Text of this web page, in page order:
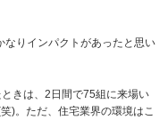
なりインパクトがあったと思い
きは、2日間で75組に来場い
)。ただ、住宅業界の環境はこ